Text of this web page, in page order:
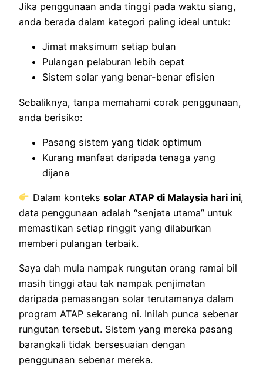
Jika penggunaan anda tinggi pada waktu siang,
anda berada dalam kategori paling ideal untuk:
Jimat maksimum setiap bulan
Pulangan pelaburan lebih cepat
Sistem solar yang benar-benar efisien
Sebaliknya, tanpa memahami corak penggunaan,
anda berisiko:
Pasang sistem yang tidak optimum
Kurang manfaat daripada tenaga yang
dijana
Dalam konteks solar ATAP di Malaysia hari ini,
data penggunaan adalah “senjata utama” untuk
memastikan setiap ringgit yang dilaburkan
memberi pulangan terbaik.
Saya dah mula nampak rungutan orang ramai bil
masih tinggi atau tak nampak penjimatan
daripada pemasangan solar terutamanya dalam
program ATAP sekarang ni. Inilah punca sebenar
rungutan tersebut. Sistem yang mereka pasang
barangkali tidak bersesuaian dengan
penggunaan sebenar mereka.